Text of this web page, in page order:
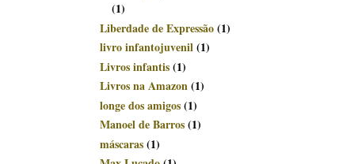
(1)
Liberdade de Expressão(1)
livro infantojuvenil(1)
Livros infantis(1)
Livros na Amazon(1)
longe dos amigos(1)
Manoel de Barros(1)
máscaras(1)